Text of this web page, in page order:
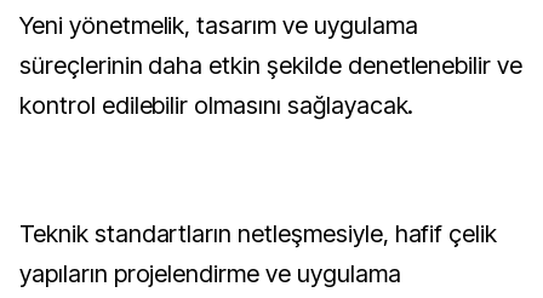
Yeni yönetmelik, tasarım ve uygulama
süreçlerinin daha etkin şekilde denetlenebilir ve
kontrol edilebilir olmasını sağlayacak.
Teknik standartların netleşmesiyle, hafif çelik
yapıların projelendirme ve uygulama